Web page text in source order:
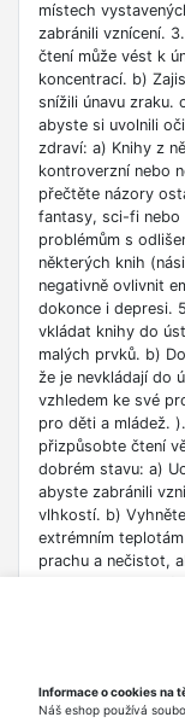
místech
zabránili vznícení.
čtení může vést k
koncentrací. b)
snížili únavu zraku.
abyste si uvolnili
zdraví: a) Knihy z
kontroverzní nebo
přečtěte názory
fantasy, sci-fi nebo
problémům s
některých knih
negativně ovlivnit
dokonce i depresi.
vkládat knihy do
malých prvků. b)
že je nevkládají do
vzhledem ke své
pro děti a mládež.
přizpůsobte čtení
dobrém stavu: a)
abyste zabránili
vlhkostí. b)
extrémním
prachu a nečistot,
vzdělávací nebo
vydání, protože
zdrojů uvedených v
Informace o cookies na
Náš eshop používá